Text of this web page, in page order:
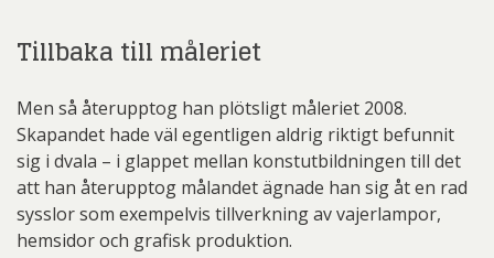
Tillbaka till måleriet
Men så återupptog han plötsligt måleriet 2008.
Skapandet hade väl egentligen aldrig riktigt befunnit
sig i dvala – i glappet mellan konstutbildningen till det
att han återupptog målandet ägnade han sig åt en rad
sysslor som exempelvis tillverkning av vajerlampor,
hemsidor och grafisk produktion.